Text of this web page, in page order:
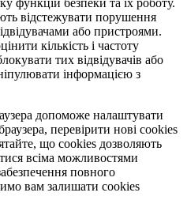
відстежувати порушення
або пристроями.
кількість і частоту
тих відвідувачів або
інформацією з
допоможе налаштувати
перевірити нові cookies
що cookies дозволяють
всіма можливостями
повного
вам залишати cookies